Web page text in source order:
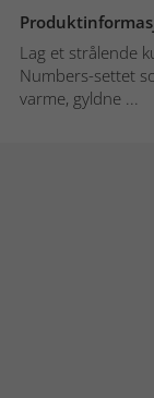
Lag et strålende
Numbers-settet
varme, gyldne ...